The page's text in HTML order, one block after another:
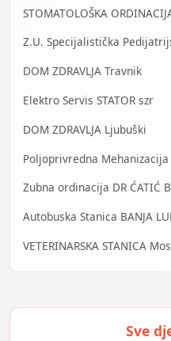
STOMATOLOŠKA
DOM ZDRAVLJA Travnik
Elektro Servis STATOR szr
DOM ZDRAVLJA Ljubuški
Poljoprivredna
Zubna ordinacija DR ĆATIĆ
Autobuska Stanica BANJA
VETERINARSKA STANICA